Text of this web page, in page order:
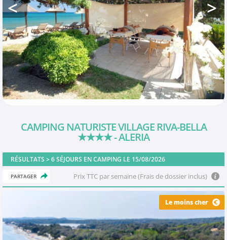
CAMPING NATURISTE VILLAGE RIVA-BELLA
★★★★- ALERIA
RÉSULTATS >6SÉJOURS EN CAMPING LE 15/08/2026
PARTAGER Prix TTC par semaine (Frais de dossier inclus)
Le moins cher